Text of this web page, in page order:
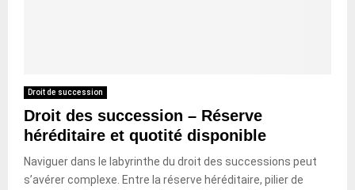
Droit de succession
Droit des succession – Réserve
héréditaire et quotité disponible
Naviguer dans le labyrinthe du droit des successions peut
s’avérer complexe. Entre la réserve héréditaire, pilier de